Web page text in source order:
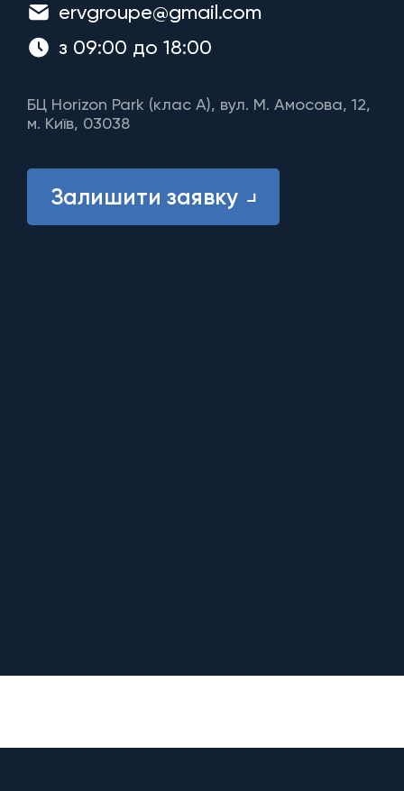
ervgroupe@gmail.com
з 09:00 до 18:00
БЦ Horizon Park (клас A), вул. М. Амосова, 12,
м. Київ, 03038
Залишити заявку